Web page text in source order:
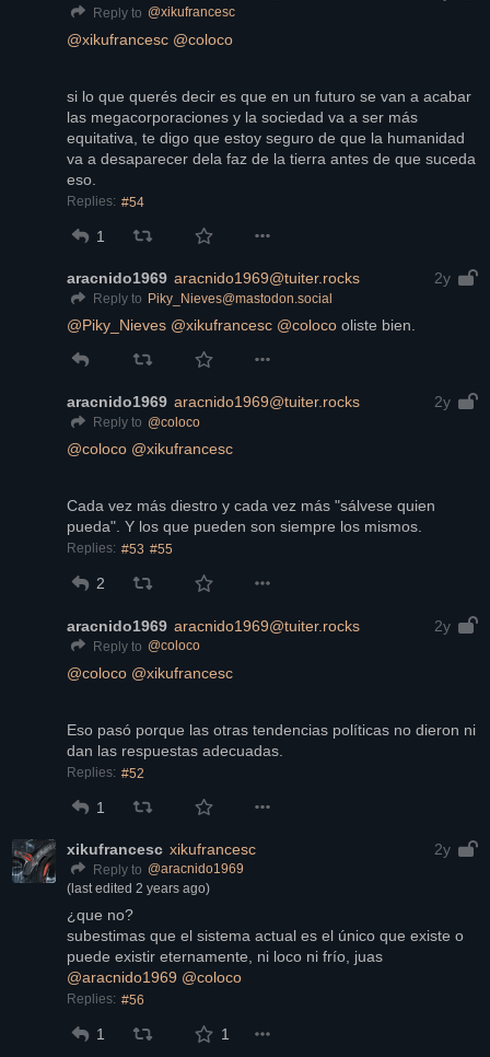
Reply to @xikufrancesc
@xikufrancesc @coloco
si lo que querés decir es que en un futuro se van a acabar
las megacorporaciones y la sociedad va a ser más
equitativa, te digo que estoy seguro de que la humanidad
va a desaparecer dela faz de la tierra antes de que suceda
eso.
Replies: #54
1
aracnido1969 aracnido1969@tuiter.rocks 2y
Reply to Piky_Nieves@mastodon.social
@Piky_Nieves @xikufrancesc @coloco oliste bien.
aracnido1969 aracnido1969@tuiter.rocks 2y
Reply to @coloco
@coloco @xikufrancesc
Cada vez más diestro y cada vez más "sálvese quien
pueda". Y los que pueden son siempre los mismos.
Replies: #53 #55
2
aracnido1969 aracnido1969@tuiter.rocks 2y
Reply to @coloco
@coloco @xikufrancesc
Eso pasó porque las otras tendencias políticas no dieron ni
dan las respuestas adecuadas.
Replies: #52
1
xikufrancesc xikufrancesc 2y
Reply to @aracnido1969
(last edited 2 years ago)
¿que no?
subestimas que el sistema actual es el único que existe o
puede existir eternamente, ni loco ni frío, juas
@aracnido1969 @coloco
Replies: #56
1 1